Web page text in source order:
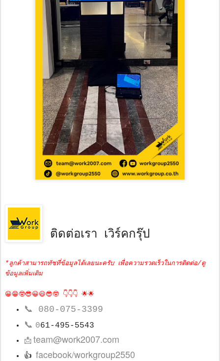
ติดต่อเรา เวิร์คกรุ๊ป
*ลูกค้าสามารถทัชที่ข้อมูลได้เลยนะครับ เพื่อความรวดเร็วในการติดต่อ/ดู
ข้อมูลเพิ่มเติม
😀😁🤓😎😀😃😎🤓 👇👇👇 🌟🌟
📞 080-075-3399
📞 061-495-5543
📩team@work2007.com
👍 facebook/workgroup2550